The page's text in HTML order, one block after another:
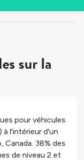
sur la
pour véhicules
l'intérieur d'un
, Canada. 38% des
de niveau 2 et